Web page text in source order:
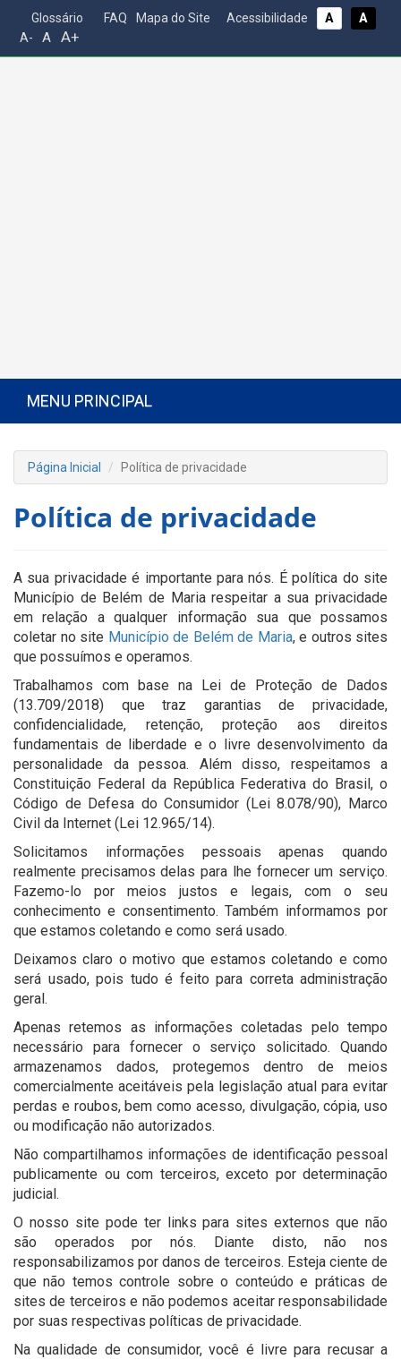
Glossário FAQ Mapa do Site Acessibilidade A
A
A-
A A+
MENU PRINCIPAL
Página Inicial Política de privacidade
Política de privacidade
A sua privacidade é importante para nós. É política do site
Município de Belém de Maria respeitar a sua privacidade
em relação a qualquer informação sua que possamos
coletar no site Município de Belém de Maria, e outros sites
que possuímos e operamos.
Trabalhamos com base na Lei de Proteção de Dados
(13.709/2018) que traz garantias de privacidade,
confidencialidade, retenção, proteção aos direitos
fundamentais de liberdade e o livre desenvolvimento da
personalidade da pessoa. Além disso, respeitamos a
Constituição Federal da República Federativa do Brasil, o
Código de Defesa do Consumidor (Lei 8.078/90), Marco
Civil da Internet (Lei 12.965/14).
Solicitamos informações pessoais apenas quando
realmente precisamos delas para lhe fornecer um serviço.
Fazemo-lo por meios justos e legais, com o seu
conhecimento e consentimento. Também informamos por
que estamos coletando e como será usado.
Deixamos claro o motivo que estamos coletando e como
será usado, pois tudo é feito para correta administração
geral.
Apenas retemos as informações coletadas pelo tempo
necessário para fornecer o serviço solicitado. Quando
armazenamos dados, protegemos dentro de meios
comercialmente aceitáveis pela legislação atual ​​para evitar
perdas e roubos, bem como acesso, divulgação, cópia, uso
ou modificação não autorizados.
Não compartilhamos informações de identificação pessoal
publicamente ou com terceiros, exceto por determinação
judicial.
O nosso site pode ter links para sites externos que não
são operados por nós. Diante disto, não nos
responsabilizamos por danos de terceiros. Esteja ciente de
que não temos controle sobre o conteúdo e práticas de
sites de terceiros e não podemos aceitar responsabilidade
por suas respectivas políticas de privacidade.
Na qualidade de consumidor, você é livre para recusar a